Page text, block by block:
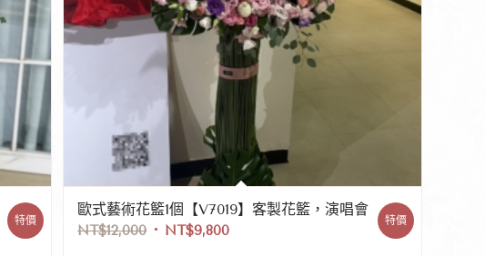
特價
歐式藝術花籃1個【V7019】客製花籃，演唱會
NT$12,000 NT$9,800
特價